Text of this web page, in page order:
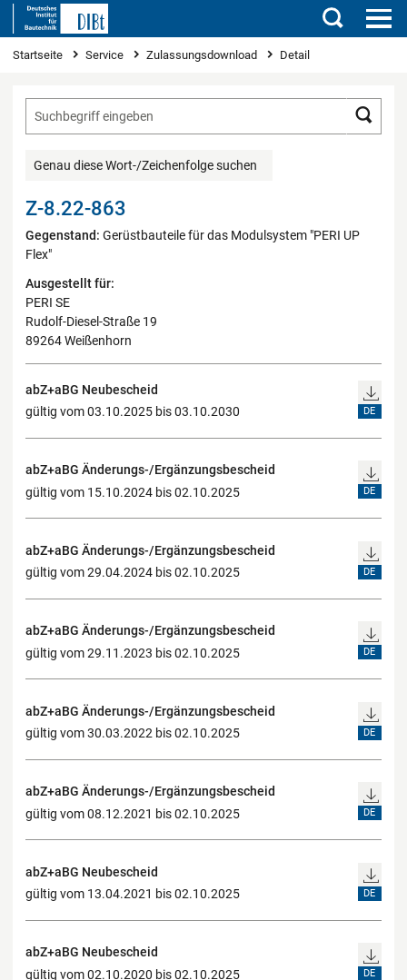
Suchen
Sie sind hier
Startseite Service Zulassungsdownload Detail
Genau diese Wort-/Zeichenfolge suchen
Z-8.22-863
Gegenstand: Gerüstbauteile für das Modulsystem "PERI UP
Flex"
Ausgestellt für:
PERI SE
Rudolf-Diesel-Straße 19
89264 Weißenhorn
abZ+aBG Neubescheid
gültig vom 03.10.2025 bis 03.10.2030
DE
abZ+aBG Änderungs-/Ergänzungsbescheid
gültig vom 15.10.2024 bis 02.10.2025
DE
abZ+aBG Änderungs-/Ergänzungsbescheid
gültig vom 29.04.2024 bis 02.10.2025
DE
abZ+aBG Änderungs-/Ergänzungsbescheid
gültig vom 29.11.2023 bis 02.10.2025
DE
abZ+aBG Änderungs-/Ergänzungsbescheid
gültig vom 30.03.2022 bis 02.10.2025
DE
abZ+aBG Änderungs-/Ergänzungsbescheid
gültig vom 08.12.2021 bis 02.10.2025
DE
abZ+aBG Neubescheid
gültig vom 13.04.2021 bis 02.10.2025
DE
abZ+aBG Neubescheid
gültig vom 02.10.2020 bis 02.10.2025
DE